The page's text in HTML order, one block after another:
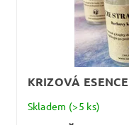
KRIZOVÁ ESENCE
Skladem (>5 ks)